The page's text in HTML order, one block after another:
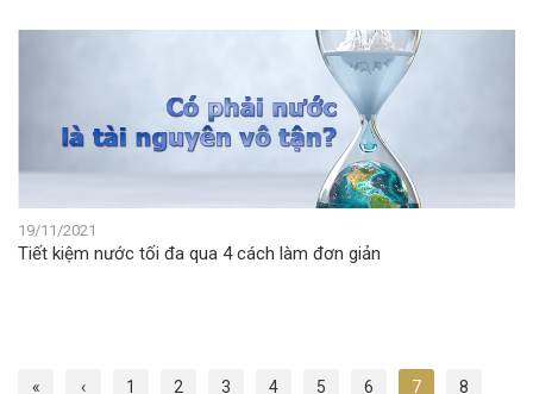
19/11/2021
Tiết kiệm nước tối đa qua 4 cách làm đơn giản
« ‹ 1 2 3 4 5 6 7
8